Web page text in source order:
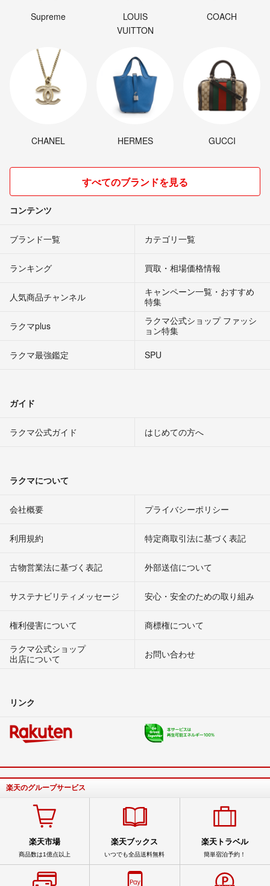
Supreme
LOUIS
VUITTON
COACH
CHANEL HERMES GUCCI
すべてのブランドを見る
コンテンツ
ブランド一覧 カテゴリ一覧
ランキング 買取・相場価格情報
人気商品チャンネル
キャンペーン一覧・おすすめ
特集
ラクマplus
ラクマ公式ショップ ファッシ
ョン特集
ラクマ最強鑑定
SPU
ガイド
ラクマ公式ガイド はじめての方へ
ラクマについて
会社概要 プライバシーポリシー
利用規約 特定商取引法に基づく表記
古物営業法に基づく表記 外部送信について
サステナビリティメッセージ 安心・安全のための取り組み
権利侵害について
商標権について
ラクマ公式ショップ
出店について
お問い合わせ
リンク
楽天のグループサービス
楽天市場
商品数は1億点以上
楽天ブックス
いつでも全品送料無料
楽天トラベル
簡単宿泊予約！